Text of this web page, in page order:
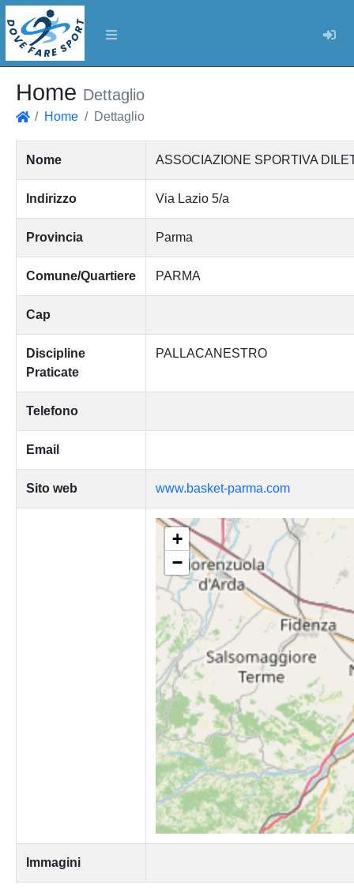
Home Dettaglio
Home Dettaglio
Nome ASSOCIAZIONE SPORTIVA
Indirizzo Via Lazio 5/a
Provincia Parma
Comune/Quartiere PARMA
Cap
Discipline
Praticate
PALLACANESTRO
Telefono
Email
Sito web www.basket-parma.com
+
−
Immagini